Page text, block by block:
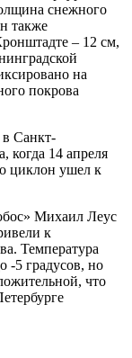
снежного
также
– 12 см,
на
покрова
в Санкт-
когда 14 апреля
циклон ушел к
Михаил Леус
к
Температура
-5 градусов, но
что